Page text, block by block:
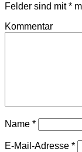
Felder sind mit*
Kommentar
Name *
E-Mail-Adresse *